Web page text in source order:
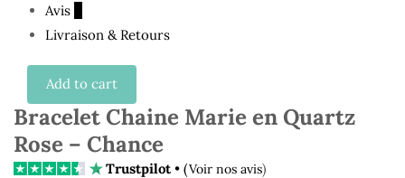
Avis
Livraison & Retours
Add to cart
Bracelet Chaine Marie en Quartz
Rose – Chance
Trustpilot• (Voir nos avis)